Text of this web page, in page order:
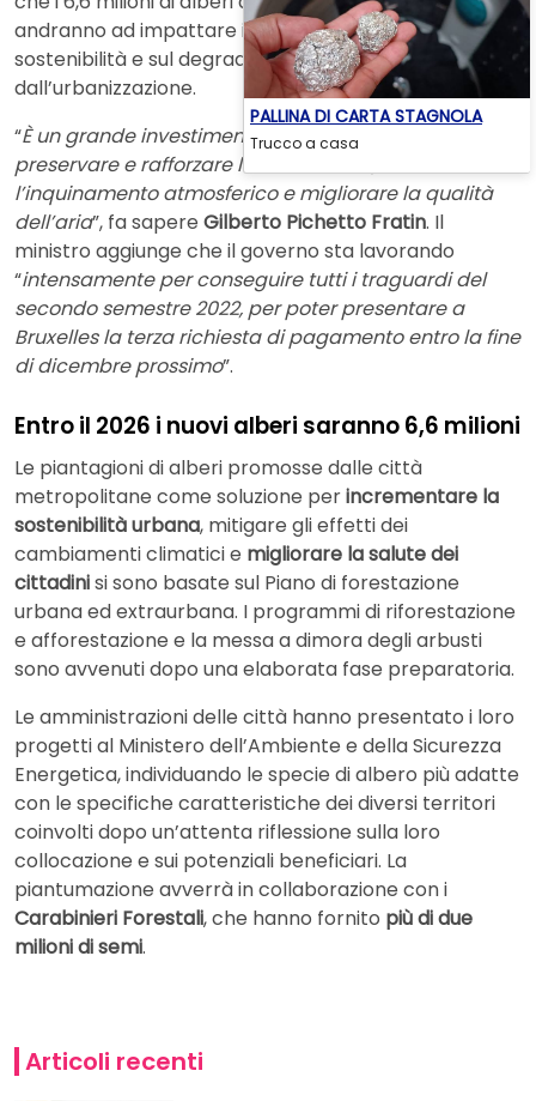
andranno ad impattare in maniera significativa sulla
sostenibilità e sul degrado causato
dall’urbanizzazione.
“È un grande investimento pubblico che mira a
preservare e rafforzare la biodiversità, ridurre
l’inquinamento atmosferico e migliorare la qualità
dell’aria”, fa sapere Gilberto Pichetto Fratin. Il
ministro aggiunge che il governo sta lavorando
“intensamente per conseguire tutti i traguardi del
secondo semestre 2022, per poter presentare a
Bruxelles la terza richiesta di pagamento entro la fine
di dicembre prossimo”.
Entro il 2026 i nuovi alberi saranno 6,6 milioni
Le piantagioni di alberi promosse dalle città
metropolitane come soluzione perincrementare la
sostenibilità urbana, mitigare gli effetti dei
cambiamenti climatici e migliorare la salute dei
cittadinisi sono basate sul Piano di forestazione
urbana ed extraurbana. I programmi di riforestazione
e afforestazione e la messa a dimora degli arbusti
sono avvenuti dopo una elaborata fase preparatoria.
Le amministrazioni delle città hanno presentato i loro
progetti al Ministero dell’Ambiente e della Sicurezza
Energetica, individuando le specie di albero più adatte
con le specifiche caratteristiche dei diversi territori
coinvolti dopo un’attenta riflessione sulla loro
collocazione e sui potenziali beneficiari. La
piantumazione avverrà in collaborazione con i
Carabinieri Forestali, che hanno fornito più di due
milioni di semi.
Articoli recenti
PALLINA DI CARTA STAGNOLA
Trucco a casa